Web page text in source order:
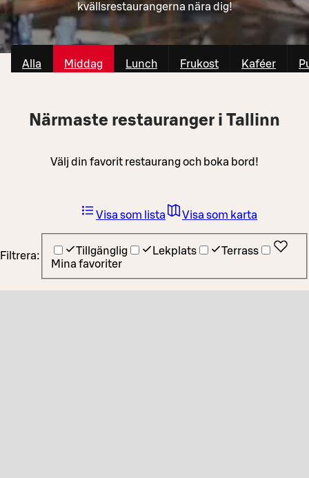
kvällsrestaurangerna nära dig!
Alla Middag Lunch Frukost Kaféer
Närmaste restauranger i Tallinn
Välj din favorit restaurang och boka bord!
Filtrera: Tillgänglig Lekplats
Terrass
Mina favoriter
Visa som lista Visa som karta